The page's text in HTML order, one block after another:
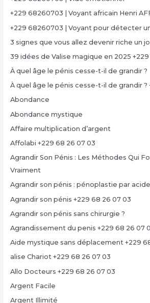
+229 68260703 | Voyant africain Henri
+229 68260703 | Voyant pour détecter
3 signes que vous allez devenir riche un
39 idées de Valise magique en 2025
À quel âge le pénis cesse-t-il de grandir ?
À quel âge le pénis cesse-t-il de grandir ?
Abondance
Abondance mystique
Affaire multiplication d’argent
Affolabi +229 68 26 07 03
Agrandir Son Pénis : Les Méthodes Qui
Vraiment
Agrandir son pénis : pénoplastie par
Agrandir son pénis +229 68 26 07 03
Agrandir son pénis sans chirurgie ?
Agrandissement du penis +229 68 26 07
Aide mystique sans déplacement +229
alise Chariot +229 68 26 07 03
Allo Docteurs +229 68 26 07 03
Argent Facile
Argent Illimité